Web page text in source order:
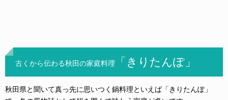
古くから伝わる秋田の家庭料理 「 きりたんぽ」
秋田県と聞いて真っ先に思いつく鍋料理といえば「きりたんぽ」